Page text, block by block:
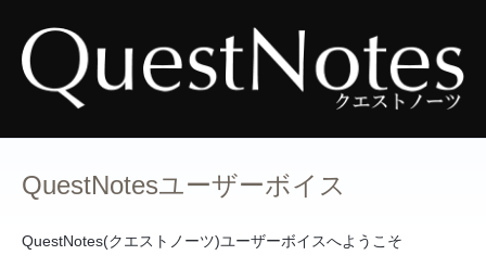
ン
テ
ン
ツ
QuestNotesユーザーボイス
QuestNotes(クエストノーツ)ユーザーボイスへようこそ